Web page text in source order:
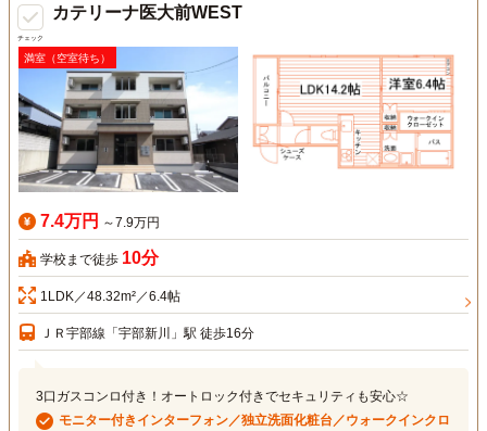
チェック
カテリーナ医大前WEST
満室（空室待ち）
7.4万円 ～7.9万円
学校まで徒歩 10分
1LDK／48.32m²／6.4帖
ＪＲ宇部線「宇部新川」駅 徒歩16分
3口ガスコンロ付き！オートロック付きでセキュリティも安心☆
モニター付きインターフォン／独立洗面化粧台／ウォークインクロ